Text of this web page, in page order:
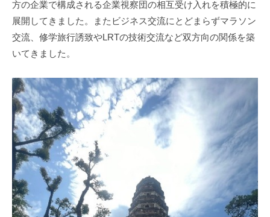
方の企業で構成される企業視察団の相互受け入れを積極的に
展開してきました。またビジネス交流にとどまらずマラソン
交流、修学旅行誘致やLRTの技術交流など双方向の関係を築
いてきました。